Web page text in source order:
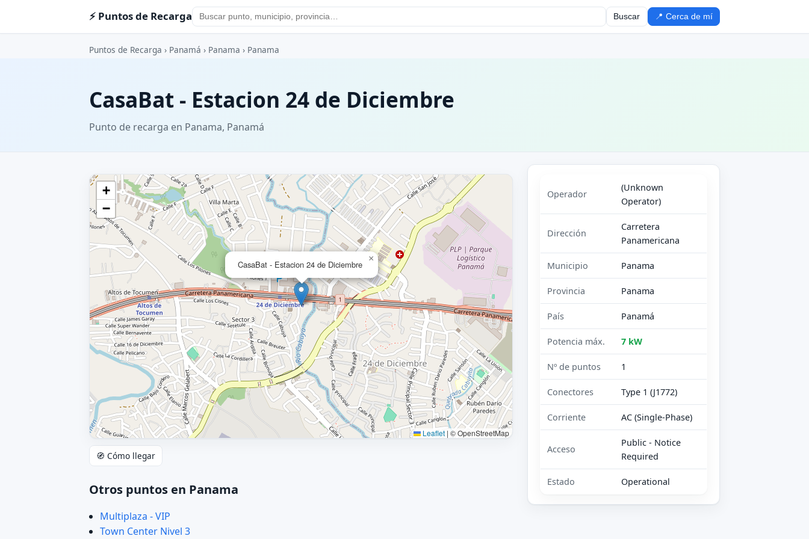
⚡ Puntos de Recarga Buscar 📍 Cerca de mí
Puntos de Recarga › Panamá › Panama › Panama
CasaBat - Estacion 24 de Diciembre
Punto de recarga en Panama, Panamá
CasaBat - Estacion 24 de Diciembre
×
+
−
Leaflet | © OpenStreetMap
🧭 Cómo llegar
Otros puntos en Panama
Multiplaza - VIP
Town Center Nivel 3
Operador
(Unknown
Operator)
Dirección
Carretera
Panamericana
Municipio Panama
Provincia Panama
País Panamá
Potencia máx. 7 kW
Nº de puntos 1
Conectores Type 1 (J1772)
Corriente AC (Single-Phase)
Acceso
Public - Notice
Required
Estado Operational